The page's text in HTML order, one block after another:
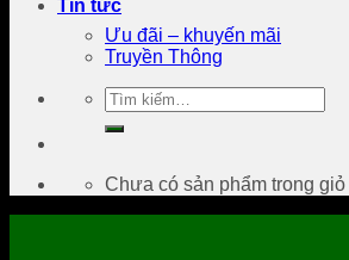
Tin tức
Ưu đãi – khuyến mãi
Truyền Thông
Tìm
kiếm:
Chưa có sản phẩm trong giỏ